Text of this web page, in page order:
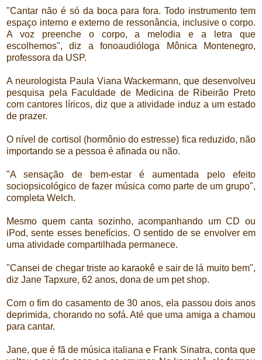
"Cantar não é só da boca para fora. Todo instrumento tem
espaço interno e externo de ressonância, inclusive o corpo.
A voz preenche o corpo, a melodia e a letra que
escolhemos", diz a fonoaudióloga Mônica Montenegro,
professora da USP.
A neurologista Paula Viana Wackermann, que desenvolveu
pesquisa pela Faculdade de Medicina de Ribeirão Preto
com cantores líricos, diz que a atividade induz a um estado
de prazer.
O nível de cortisol (hormônio do estresse) fica reduzido, não
importando se a pessoa é afinada ou não.
"A sensação de bem-estar é aumentada pelo efeito
sociopsicológico de fazer música como parte de um grupo",
completa Welch.
Mesmo quem canta sozinho, acompanhando um CD ou
iPod, sente esses benefícios. O sentido de se envolver em
uma atividade compartilhada permanece.
"Cansei de chegar triste ao karaokê e sair de lá muito bem",
diz Jane Tapxure, 62 anos, dona de um pet shop.
Com o fim do casamento de 30 anos, ela passou dois anos
deprimida, chorando no sofá. Até que uma amiga a chamou
para cantar.
Jane, que é fã de música italiana e Frank Sinatra, conta que